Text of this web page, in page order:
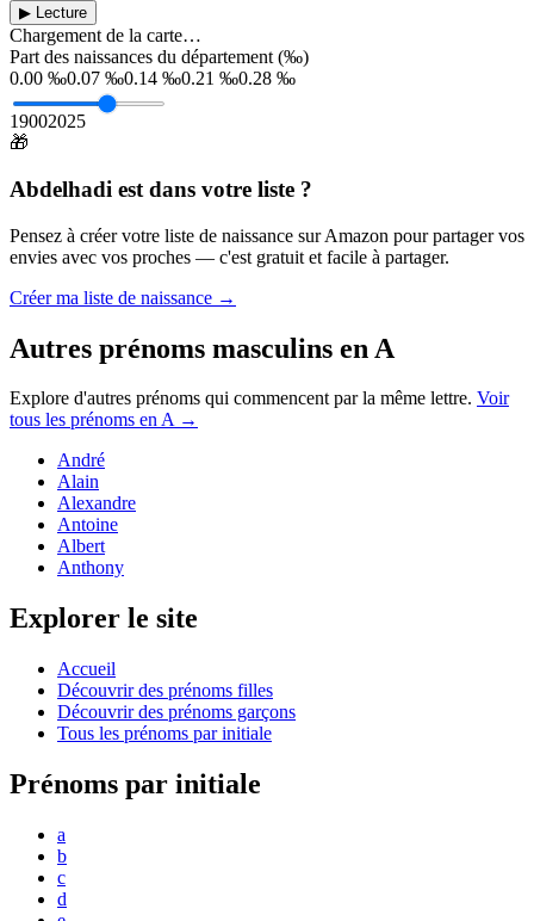
▶ Lecture
Chargement de la carte…
Part des naissances du département (‰)
0.00 ‰0.07 ‰0.14 ‰0.21 ‰0.28 ‰
19002025
🎁
Abdelhadi est dans votre liste ?
Pensez à créer votre liste de naissance sur Amazon pour partager vos
envies avec vos proches — c'est gratuit et facile à partager.
Créer ma liste de naissance →
Autres prénoms masculins en A
Explore d'autres prénoms qui commencent par la même lettre. Voir
tous les prénoms enA→
André
Alain
Alexandre
Antoine
Albert
Anthony
Explorer le site
Accueil
Découvrir des prénoms filles
Découvrir des prénoms garçons
Tous les prénoms par initiale
Prénoms par initiale
a
b
c
d